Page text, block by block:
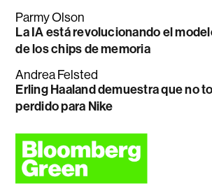
Parmy Olson
La IA está revolucionando el
de los chips de memoria
Andrea Felsted
Erling Haaland demuestra que no
perdido para Nike